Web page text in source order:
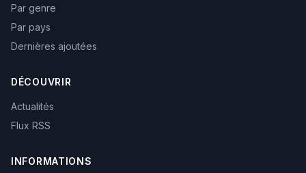
Par genre
Par pays
Dernières ajoutées
DÉCOUVRIR
Actualités
Flux RSS
INFORMATIONS